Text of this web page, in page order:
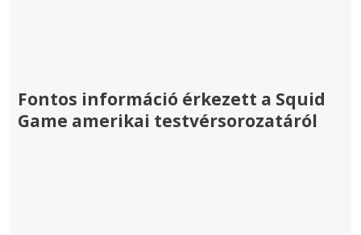
Fontos információ érkezett a Squid
Game amerikai testvérsorozatáról